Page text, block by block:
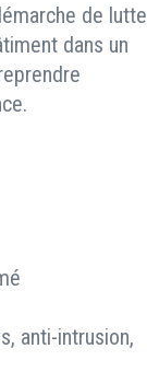
de lutte
dans un
anti-intrusion,